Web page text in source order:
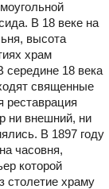
В 18 веке на
высота
храм
середине 18 века
священные
реставрация
ни внешний, ни
В 1897 году
часовня,
которой
столетие храму